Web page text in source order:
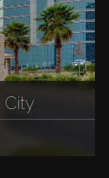
City